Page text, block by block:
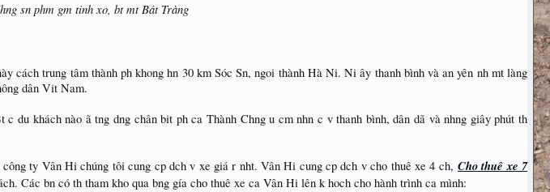
sn phm gm tinh xo, bt mt Bát Tràng
cách trung tâm thành ph khong hn 30 km Sóc Sn, ngoi thành Hà Ni. Ni ây thanh bình và an yên nh mt làng
dân Vit Nam.
khách nào ã tng dng chân bit ph ca Thành Chng u cm nhn c v thanh bình, dân dã và nhng giây phút th
ty Vân Hi chúng tôi cung cp dch v xe giá r nht. Vân Hi cung cp dch v cho thuê xe 4 ch, Cho thuê xe 7
Các bn có th tham kho qua bng gía cho thuê xe ca Vân Hi lên k hoch cho hành trình ca mình: